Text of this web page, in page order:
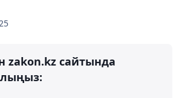
zakon.kz сайтында